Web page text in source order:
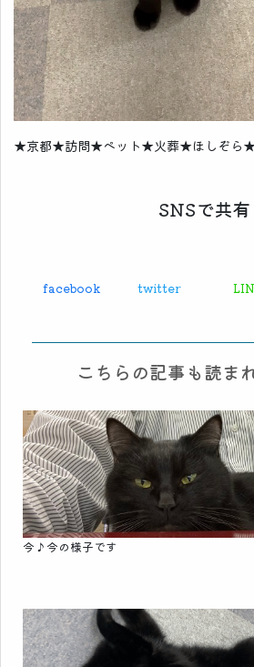
★京都★訪問★ペット★火葬★ほしぞら★
SNSで共有
facebook twitter
こちらの記事も読ま
今♪今の様子です